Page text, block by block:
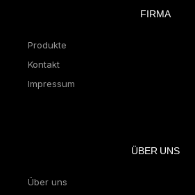
FIRMA
Produkte
Kontakt
Impressum
ÜBER UNS
Über uns